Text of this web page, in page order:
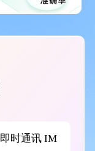
即时通讯 IM